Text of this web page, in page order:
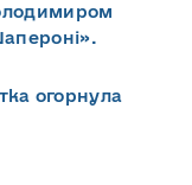
огорнула